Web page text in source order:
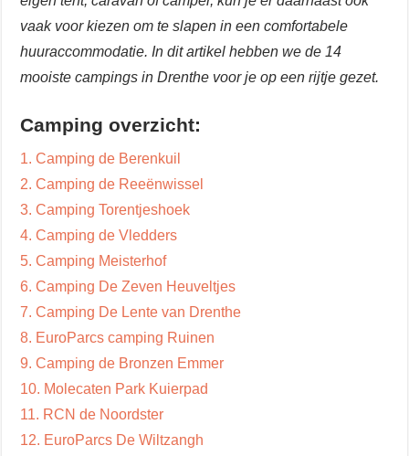
vaak voor kiezen om te slapen in een comfortabele
huuraccommodatie. In dit artikel hebben we de 14
mooiste campings in Drenthe voor je op een rijtje gezet.
Camping overzicht:
1. Camping de Berenkuil
2. Camping de Reeënwissel
3. Camping Torentjeshoek
4. Camping de Vledders
5. Camping Meisterhof
6. Camping De Zeven Heuveltjes
7. Camping De Lente van Drenthe
8. EuroParcs camping Ruinen
9. Camping de Bronzen Emmer
10. Molecaten Park Kuierpad
11. RCN de Noordster
12. EuroParcs De Wiltzangh